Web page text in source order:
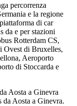
percorrenza
e la regione
di car
da e per stazioni
Rotterdam CS,
Ovest di Bruxelles,
​​Aeroporto
di Stoccarda e
Aosta a Ginevra
Aosta a Ginevra.